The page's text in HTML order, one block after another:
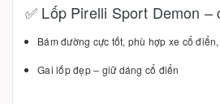
✅ Lốp Pirelli Sport Demon –
Bám đường cực tốt, phù hợp xe cổ
Gai lốp đẹp – giữ dáng cổ điển